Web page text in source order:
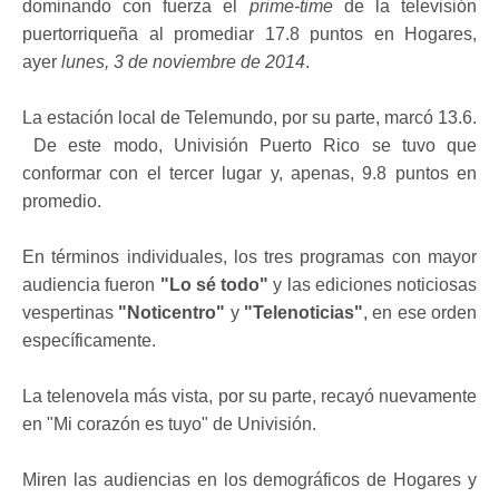
dominando con fuerza el prime-timede la televisión
puertorriqueña al promediar 17.8 puntos en Hogares,
ayer lunes, 3 de noviembre de 2014.
La estación local de Telemundo, por su parte, marcó 13.6.
De este modo, Univisión Puerto Rico se tuvo que
conformar con el tercer lugar y, apenas, 9.8 puntos en
promedio.
En términos individuales, los tres programas con mayor
audiencia fueron "Lo sé todo" y las ediciones noticiosas
vespertinas "Noticentro" y "Telenoticias", en ese orden
específicamente.
La telenovela más vista, por su parte, recayó nuevamente
en "Mi corazón es tuyo" de Univisión.
Miren las audiencias en los demográficos de Hogares y